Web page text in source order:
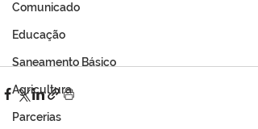
Comunicado
Educação
Saneamento Básico
Agricultura
Parcerias